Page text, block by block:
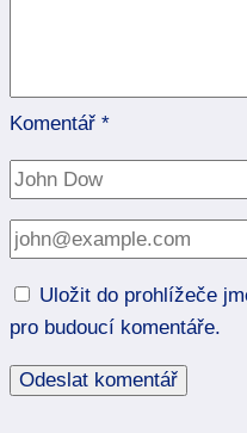
Komentář *
Uložit do prohlížeče
pro budoucí komentáře.